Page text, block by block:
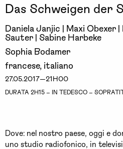
Das Schweigen der
Daniela Janjic | Maxi Obexer
Sauter | Sabine Harbeke
Sophia Bodamer
francese, italiano
27.05.2017—21H00
DURATA 2H15 – IN TEDESCO –
Dove: nel nostro paese, oggi e
uno studio radiofonico, in